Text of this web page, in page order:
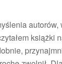
autorów,
książki